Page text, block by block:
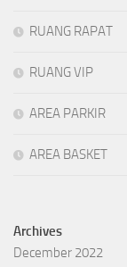
RUANG RAPAT
RUANG VIP
AREA PARKIR
AREA BASKET
Archives
December 2022